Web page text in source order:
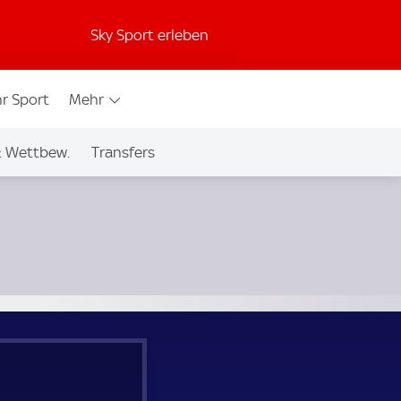
Sky Sport erleben
Sport Mehr
Wettbew. Transfers